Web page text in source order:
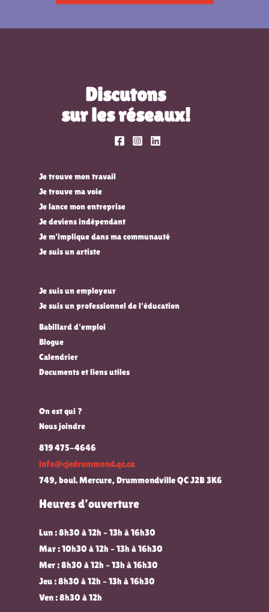
Discutons
sur les réseaux!
Je trouve mon travail
Je trouve ma voie
Je lance mon entreprise
Je deviens indépendant
Je m'implique dans ma communauté
Je suis un artiste
Je suis un employeur
Je suis un professionnel de l'éducation
Babillard d'emploi
Blogue
Calendrier
Documents et liens utiles
On est qui ?
Nous joindre
819 475-4646
info@cjedrummond.qc.ca
749, boul. Mercure, Drummondville QC J2B 3K6
Heures d’ouverture
Lun : 8h30 à 12h – 13h à 16h30
Mar : 10h30 à 12h – 13h à 16h30
Mer : 8h30 à 12h – 13h à 16h30
Jeu : 8h30 à 12h – 13h à 16h30
Ven : 8h30 à 12h